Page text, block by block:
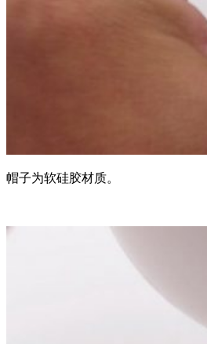
帽子为软硅胶材质。